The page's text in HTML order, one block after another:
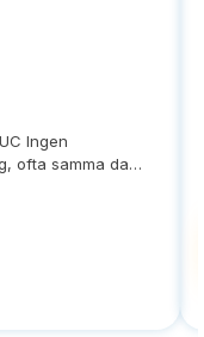
Ingen
ofta samma dag